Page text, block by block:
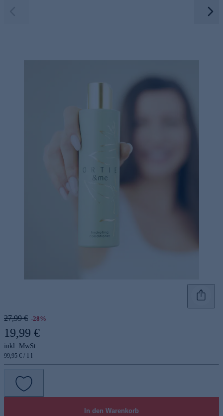
27,99 € -28%
19,99 €
inkl. MwSt.
99,95 € / 1 l
In den Warenkorb